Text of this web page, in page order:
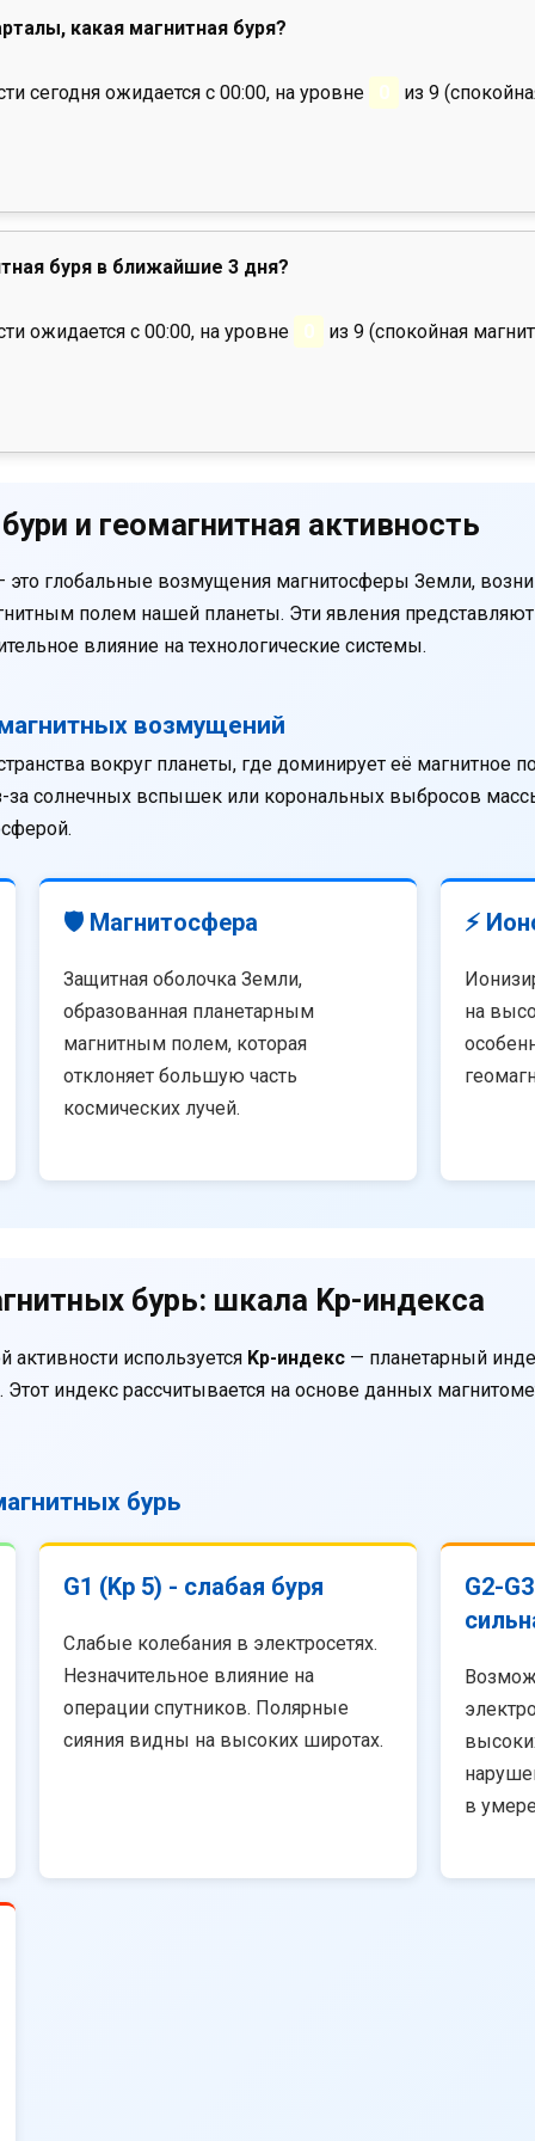
какая магнитная буря?
сегодня ожидается с 00:00, на уровне 0 из 9
буря в ближайшие 3 дня?
ожидается с 00:00, на уровне 0 из 9 (спокойная
и геомагнитная активность
это глобальные возмущения магнитосферы Земли,
полем нашей планеты. Эти явления
влияние на технологические системы.
возмущений
вокруг планеты, где доминирует её магнитное
за солнечных вспышек или корональных выбросов
🛡️ Магнитосфера
Защитная оболочка Земли,
образованная планетарным
магнитным полем, которая
отклоняет большую часть
космических лучей.
⚡
на
бурь: шкала Kp-индекса
активности используется Kp-индекс — планетарный
индекс рассчитывается на основе данных
бурь
G1 (Kp 5) - слабая буря
Слабые колебания в электросетях.
Незначительное влияние на
операции спутников. Полярные
сияния видны на высоких широтах.
G2-
в